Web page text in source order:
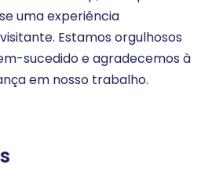
uma experiência
Estamos orgulhosos
sucedido e agradecemos à
em nosso trabalho.